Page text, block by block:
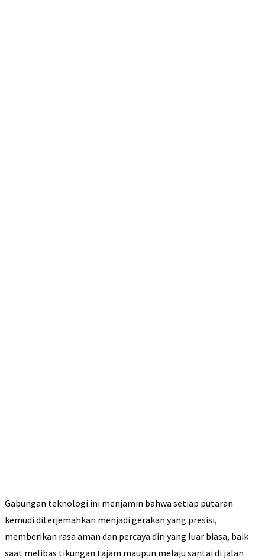
Gabungan teknologi ini menjamin bahwa setiap putaran
kemudi diterjemahkan menjadi gerakan yang presisi,
memberikan rasa aman dan percaya diri yang luar biasa, baik
saat melibas tikungan tajam maupun melaju santai di jalan